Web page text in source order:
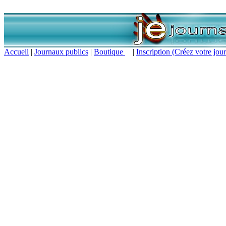
Accueil | Journaux publics | Boutique | Inscription (Créez votre